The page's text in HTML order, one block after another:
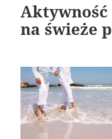
na świeże